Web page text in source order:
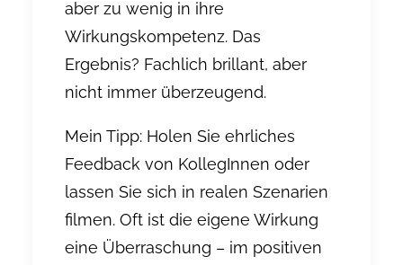
aber zu wenig in ihre
Wirkungskompetenz. Das
Ergebnis? Fachlich brillant, aber
nicht immer überzeugend.
Mein Tipp: Holen Sie ehrliches
Feedback von KollegInnen oder
lassen Sie sich in realen Szenarien
filmen. Oft ist die eigene Wirkung
eine Überraschung – im positiven